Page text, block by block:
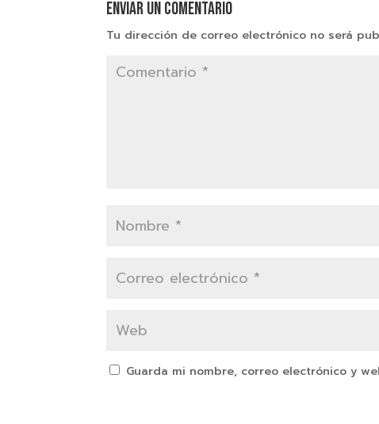
Enviar un comentario
Tu dirección de correo electrónico no será
Guarda mi nombre, correo electrónico y